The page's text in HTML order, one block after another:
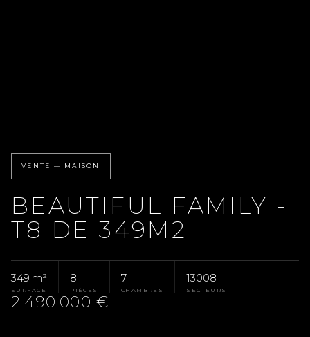
VENTE — MAISON
BEAUTIFUL FAMILY -
T8 DE 349M2
349 m²
SURFACE
8
PIÈCES
7
CHAMBRES
13008
SECTEURS
2 490 000 €